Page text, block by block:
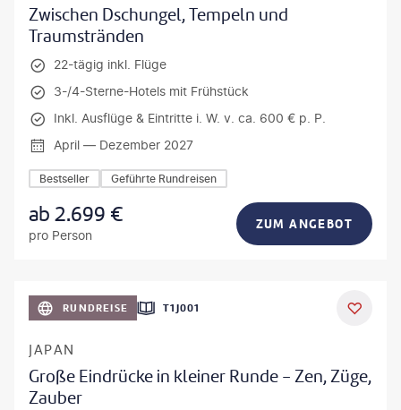
Zwischen Dschungel, Tempeln und
Traumstränden
22-tägig inkl. Flüge
3-/4-Sterne-Hotels mit Frühstück
Inkl. Ausflüge & Eintritte i. W. v. ca. 600 € p. P.
April — Dezember 2027
Bestseller Geführte Rundreisen
ab2.699 €
pro Person
ZUM ANGEBOT
RUNDREISE T1J001
JAPAN
Große Eindrücke in kleiner Runde - Zen, Züge,
Zauber